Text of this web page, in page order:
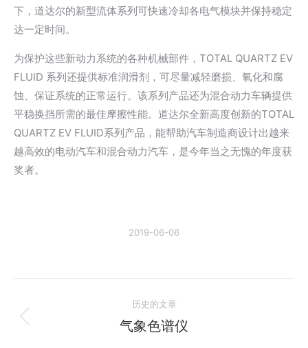
下，道达尔的新型流体系列可快速冷却各电气模块并保持稳定
达一定时间。
为保护这些新动力系统的各种机械部件，TOTAL QUARTZ EV
FLUID 系列还提供标准润滑剂，可尽量减轻磨损、氧化和腐
蚀、保证系统的正常运行。该系列产品还为混合动力车辆提供
平稳换挡所需的最佳摩擦性能。道达尔全新高度创新的TOTAL
QUARTZ EV FLUID系列产品，能帮助汽车制造商设计出越来
越高效的电动汽车和混合动力汽车，是今年当之无愧的年度获
奖者。
2019-06-06
章
历史的文章
历
气象色谱仪